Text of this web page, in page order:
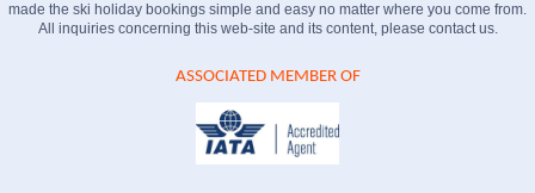
made the ski holiday bookings simple and easy no matter where you come from.
All inquiries concerning this web-site and its content, please contact us.
ASSOCIATED MEMBER OF